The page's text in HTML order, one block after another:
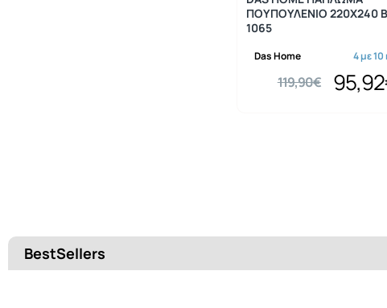
Das Home 4 με
ΠΟΥΠΟΥΛΕΝΙΟ 220X240
1065
119,90€
BestSellers